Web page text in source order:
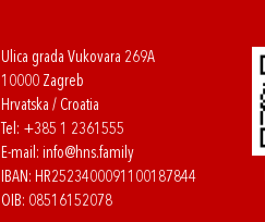
Ulica grada Vukovara 269A
10000 Zagreb
Hrvatska / Croatia
Tel: +385 1 2361555
E-mail: info@hns.family
IBAN: HR2523400091100187844
OIB: 08516152078